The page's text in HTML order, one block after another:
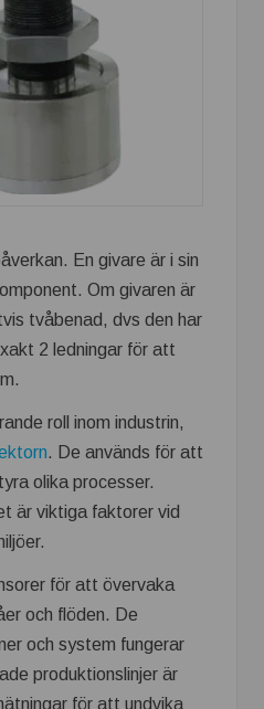
En givare är i sin
Om givaren är
tvåbenad, dvs den har
2 ledningar för att
roll inom industrin,
. De används för att
olika processer.
är viktiga faktorer vid
för att övervaka
och flöden. De
och system fungerar
produktionslinjer är
för att undvika